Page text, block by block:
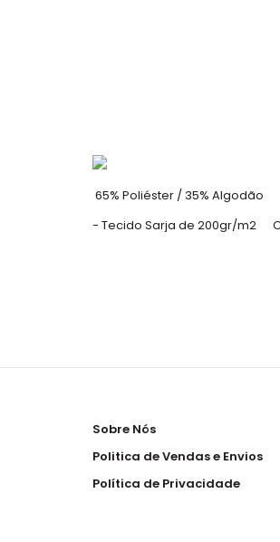
65% Poliéster / 35% Algodão
- Tecido Sarja de 200gr/m2
Sobre Nós
Politica de Vendas e Envios
Política de Privacidade